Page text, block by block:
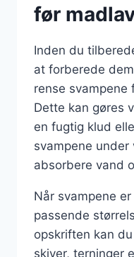
før
Inden du
at forberede
rense svampene
Dette kan gøres
en fugtig klud
svampene
absorbere vand
Når svampene
passende
opskriften kan
skiver, terninger